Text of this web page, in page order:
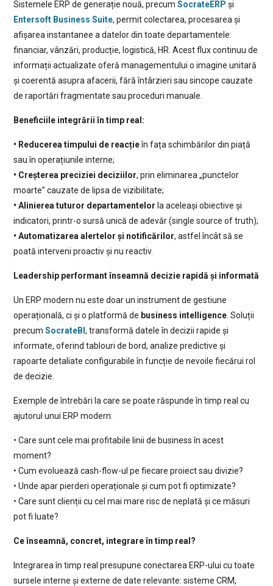
Sistemele ERP de generație nouă, precum SocrateERP și
Entersoft Business Suite, permit colectarea, procesarea și
afișarea instantanee a datelor din toate departamentele:
financiar, vânzări, producție, logistică, HR. Acest flux continuu de
informații actualizate oferă managementului o imagine unitară
și coerentă asupra afacerii, fără întârzieri sau sincope cauzate
de raportări fragmentate sau proceduri manuale.
Beneficiile integrării în timp real:
• Reducerea timpului de reacțieîn fața schimbărilor din piață
sau în operațiunile interne;
• Creșterea preciziei deciziilor, prin eliminarea „punctelor
moarte” cauzate de lipsa de vizibilitate;
• Alinierea tuturor departamentelor la aceleași obiective și
indicatori, printr-o sursă unică de adevăr (single source of truth);
• Automatizarea alertelor și notificărilor, astfel încât să se
poată interveni proactiv și nu reactiv.
Leadership performant înseamnă decizie rapidă și informată
Un ERP modern nu este doar un instrument de gestiune
operațională, ci și o platformă de business intelligence. Soluții
precum SocrateBI , transformă datele în decizii rapide și
informate, oferind tablouri de bord, analize predictive și
rapoarte detaliate configurabile în funcție de nevoile fiecărui rol
de decizie.
Exemple de întrebări la care se poate răspunde în timp real cu
ajutorul unui ERP modern:
• Care sunt cele mai profitabile linii de business în acest
moment?
• Cum evoluează cash-flow-ul pe fiecare proiect sau divizie?
• Unde apar pierderi operaționale și cum pot fi optimizate?
• Care sunt clienții cu cel mai mare risc de neplată și ce măsuri
pot fi luate?
Ce înseamnă, concret, integrare în timp real?
Integrarea în timp real presupune conectarea ERP-ului cu toate
sursele interne și externe de date relevante: sisteme CRM,